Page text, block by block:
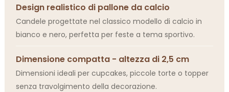
Design realistico di pallone da calcio
Candele progettate nel classico modello di calcio in
bianco e nero, perfetta per feste a tema sportivo.
Dimensione compatta - altezza di 2,5 cm
Dimensioni ideali per cupcakes, piccole torte o topper
senza travolgimento della decorazione.